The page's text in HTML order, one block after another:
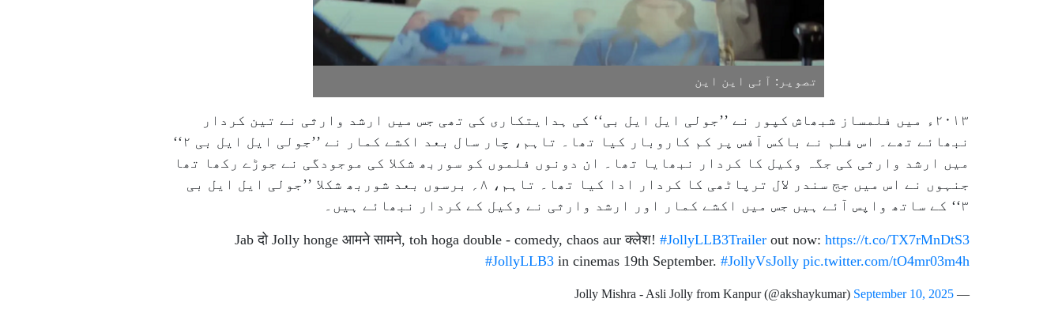
تصویر: آئی این این
۲۰۱۳ء میں فلمساز شبھاش کپور نے ’’جولی ایل ایل بی‘‘ کی ہدایتکاری کی تھی جس میں ارشد وارثی نے تین کردار
نبھائے تھے۔ اس فلم نے باکس آفس پر کم کاروبار کیا تھا۔ تاہم، چار سال بعد اکشے کمار نے ’’جولی ایل ایل بی ۲‘‘
میں ارشد وارثی کی جگہ وکیل کا کردار نبھایا تھا۔ ان دونوں فلموں کو سوربھ شکلا کی موجودگی نے جوڑے رکھا تھا
جنہوں نے اس میں جج سندر لال ترپاٹھی کا کردار ادا کیا تھا۔ تاہم، ۸؍ برسوں بعد شوربھ شکلا ’’جولی ایل ایل بی
۳‘‘ کے ساتھ واپس آئے ہیں جس میں اکشے کمار اور ارشد وارثی نے وکیل کے کردار نبھائے ہیں۔
Jab दो Jolly honge आमने सामने, toh hoga double - comedy, chaos aur क्लेश! #JollyLLB3Trailer out now: https://t.co/TX7rMnDtS3
#JollyLLB3 in cinemas 19th September. #JollyVsJolly pic.twitter.com/tO4mr03m4h
— Jolly Mishra - Asli Jolly from Kanpur (@akshaykumar)
September 10, 2025